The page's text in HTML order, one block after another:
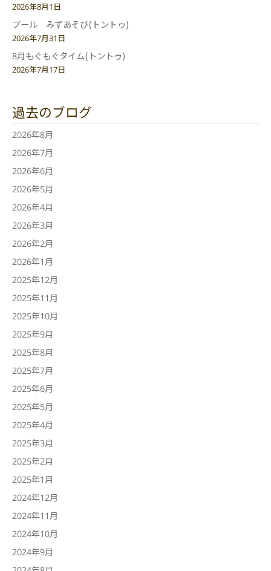
2026年8月1日
プール みずあそび(トントゥ)
2026年7月31日
8月もぐもぐタイム(トントゥ)
2026年7月17日
過去のブログ
2026年8月
2026年7月
2026年6月
2026年5月
2026年4月
2026年3月
2026年2月
2026年1月
2025年12月
2025年11月
2025年10月
2025年9月
2025年8月
2025年7月
2025年6月
2025年5月
2025年4月
2025年3月
2025年2月
2025年1月
2024年12月
2024年11月
2024年10月
2024年9月